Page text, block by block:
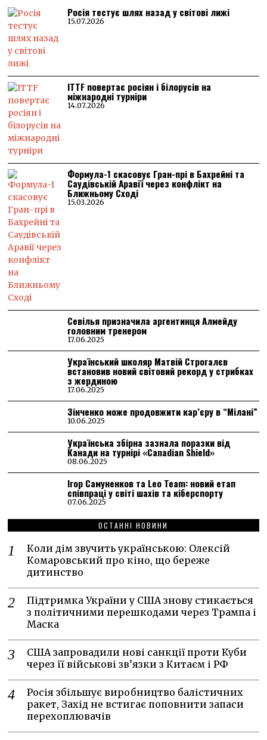
Росія тестує шлях назад у світові лижі
15.07.2026
ITTF повертає росіян і білорусів на
міжнародні турніри
14.07.2026
Формула-1 скасовує Гран-прі в Бахрейні та
Саудівській Аравії через конфлікт на
Ближньому Сході
15.03.2026
Севілья призначила аргентинця Алмейду
головним тренером
17.06.2025
Український школяр Матвій Строгалєв
встановив новий світовий рекорд у стрибках
з жердиною
17.06.2025
Зінченко може продовжити кар’єру в “Мілані”
10.06.2025
Українська збірна зазнала поразки від
Канади на турнірі «Canadian Shield»
08.06.2025
Ігор Самуненков та Leo Team: новий етап
співпраці у світі шахів та кіберспорту
07.06.2025
ОСТАННІ НОВИНИ
Коли дім звучить українською: Олексій
Комаровський про кіно, що береже
дитинство
Підтримка України у США знову стикається
з політичними перешкодами через Трампа і
Маска
США запровадили нові санкції проти Куби
через її військові зв’язки з Китаєм і РФ
Росія збільшує виробництво балістичних
ракет, Захід не встигає поповнити запаси
перехоплювачів